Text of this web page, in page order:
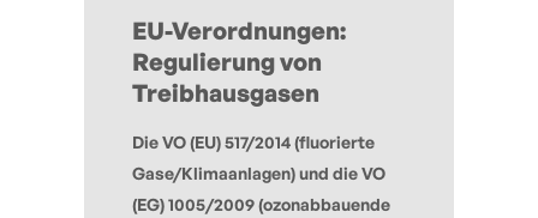
EU-Verordnungen:
Regulierung von
Treibhausgasen
Die VO (EU) 517/2014 (fluorierte
Gase/Klimaanlagen) und die VO
(EG) 1005/2009 (ozonabbauende